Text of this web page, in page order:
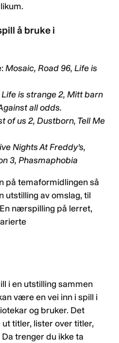
å bruke i
Mosaic, Road 96, Life is
Life is strange 2, Mitt barn
all odds.
of us 2, Dustborn, Tell Me
Nights At Freddy’s,
3, Phasmaphobia
på temaformidlingen så
utstilling av omslag, til
nærspilling på lerret,
i en utstilling sammen
være en vei inn i spill i
og bruker. Det
titler, lister over titler,
trenger du ikke ta